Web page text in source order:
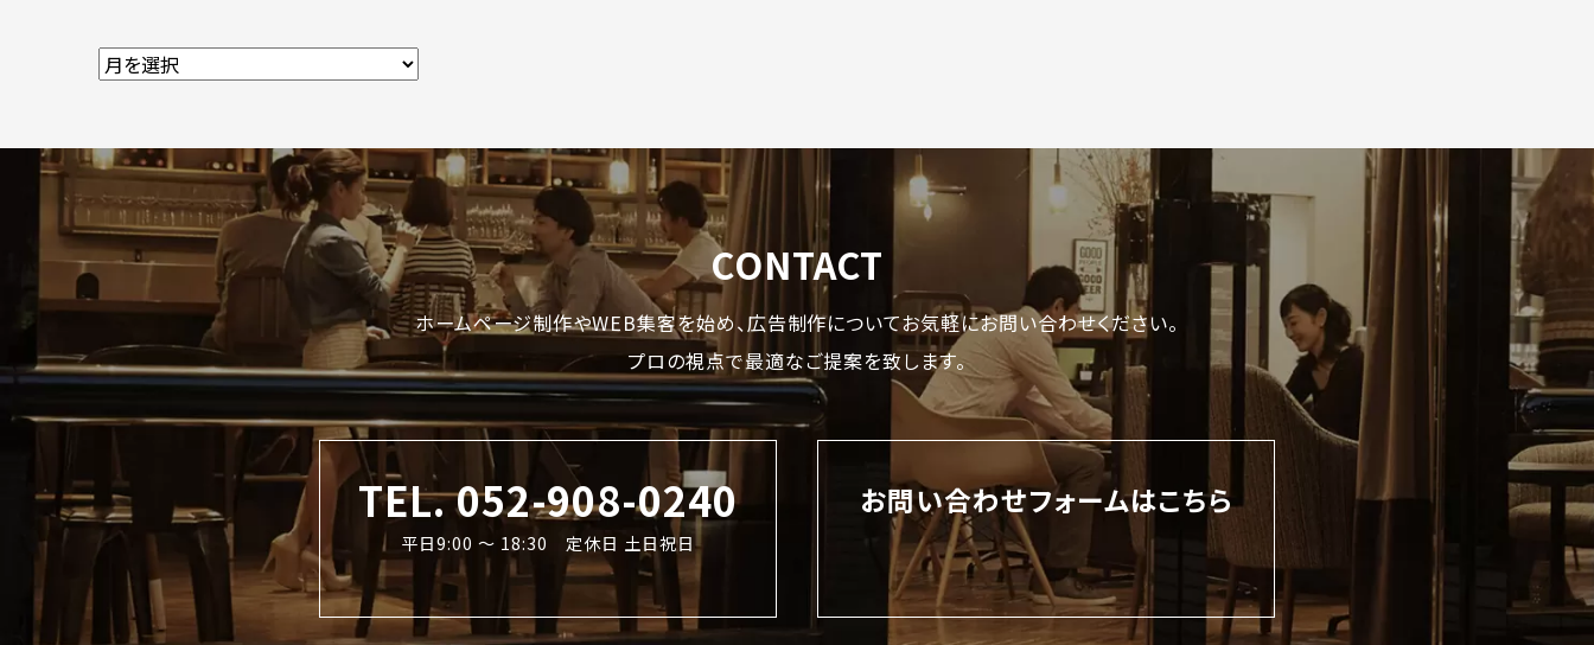
CONTACT
ホームページ制作やWEB集客を始め、広告制作についてお気軽にお問い合わせください。
プロの視点で最適なご提案を致します。
TEL. 052-908-0240
平日9:00 〜 18:30 定休日 土日祝日
お問い合わせフォームはこちら